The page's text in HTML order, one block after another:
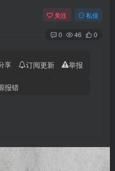
关注 私信
0 46 0
享 订阅更新 举报
报错